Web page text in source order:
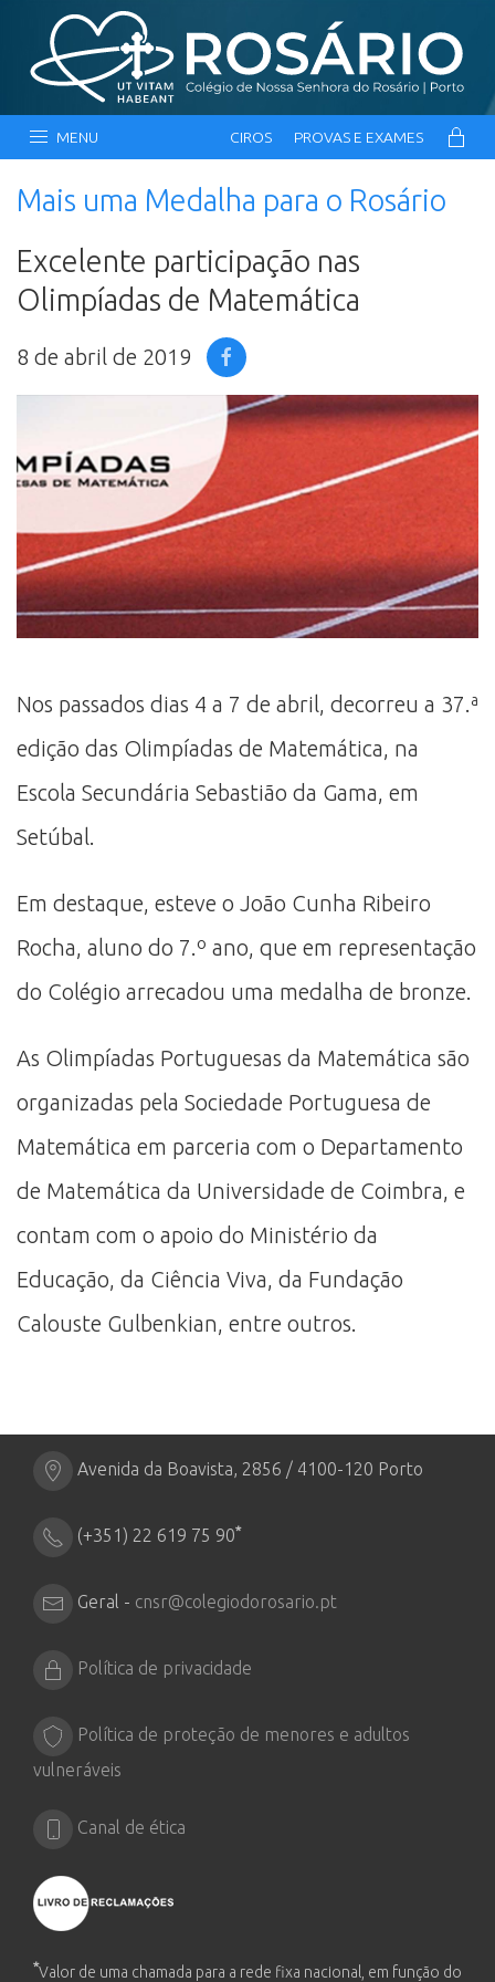
MENU CIROS PROVAS E EXAMES
Mais uma Medalha para o Rosário
Excelente participação nas
Olimpíadas de Matemática
8 de abril de 2019
Nos passados dias 4 a 7 de abril, decorreu a 37.ª
edição das Olimpíadas de Matemática, na
Escola Secundária Sebastião da Gama, em
Setúbal.
Em destaque, esteve o João Cunha Ribeiro
Rocha, aluno do 7.º ano, que em representação
do Colégio arrecadou uma medalha de bronze.
As Olimpíadas Portuguesas da Matemática são
organizadas pela Sociedade Portuguesa de
Matemática em parceria com o Departamento
de Matemática da Universidade de Coimbra, e
contam com o apoio do Ministério da
Educação, da Ciência Viva, da Fundação
Calouste Gulbenkian, entre outros.
Avenida da Boavista, 2856 / 4100-120 Porto
(+351) 22 619 75 90*
Geral - cnsr@colegiodorosario.pt
Política de privacidade
Política de proteção de menores e adultos
vulneráveis
Canal de ética
*Valor de uma chamada para a rede fixa nacional, em função do